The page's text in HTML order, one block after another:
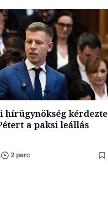
hírügynökség kérdezte
a paksi leállás
2 perc